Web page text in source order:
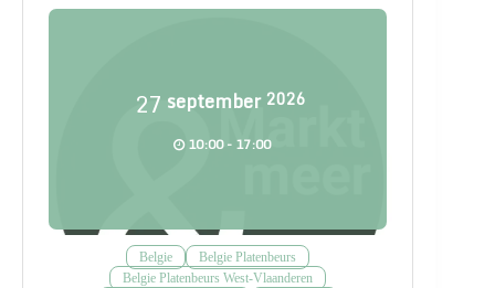
27 september 2026
10:00 - 17:00
Belgie
Belgie Platenbeurs
Belgie Platenbeurs West-Vlaanderen